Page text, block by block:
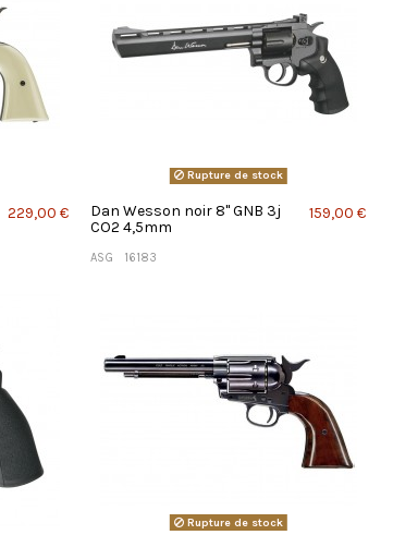
229,00 €
Rupture de stock
Dan Wesson noir 8'' GNB 3j
CO2 4,5mm
ASG 16183
159,00 €
Rupture de stock